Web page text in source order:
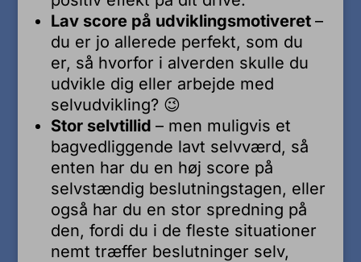
Lav score på udviklingsmotiveret –
du er jo allerede perfekt, som du
er, så hvorfor i alverden skulle du
udvikle dig eller arbejde med
selvudvikling? 😉
Stor selvtillid – men muligvis et
bagvedliggende lavt selvværd, så
enten har du en høj score på
selvstændig beslutningstagen, eller
også har du en stor spredning på
den, fordi du i de fleste situationer
nemt træffer beslutninger selv,